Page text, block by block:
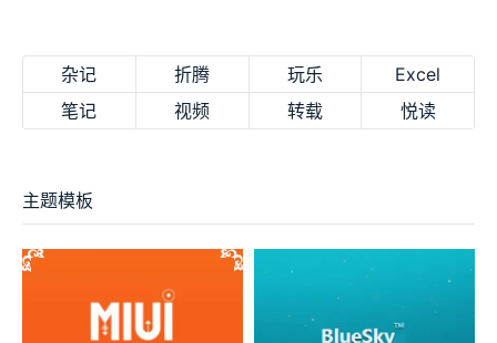
杂记 折腾 玩乐
Excel
笔记
视频 转载 悦读
主题模板